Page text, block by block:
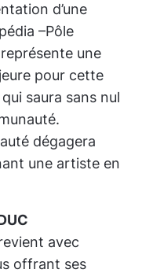
d’une
–Pôle
une
pour cette
saura sans nul
dégagera
une artiste en
avec
offrant ses